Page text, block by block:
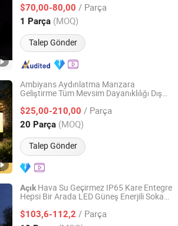
$70,00-80,00 / Parça
1 Parça (MOQ)
Talep Gönder
Fiyat 2026
Ambiyans Aydınlatma Manzara
Geliştirme Tüm Mevsim Dayanıklılığı Dış
Çim Sınır İşaretleme Gazebo ve Pergola
Aydınlatması
$25,00-210,00 / Parça
20 Parça (MOQ)
Talep Gönder
Lighting Technology Co., Ltd.
Fiyat 2025
AçıkHava Su Geçirmez IP65 Kare Entegre
Hepsi Bir Arada LED Güneş Enerjili Sokak
$103,6-112,2 / Parça
Energy Electronics Co., Ltd.